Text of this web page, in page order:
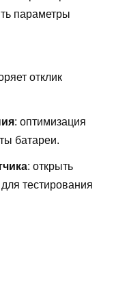
параметры
отклик
: оптимизация
батареи.
: открыть
тестирования